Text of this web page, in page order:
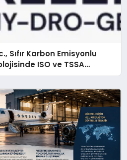
Sıfır Karbon Emisyonlu
ISO ve TSSA
Aldı